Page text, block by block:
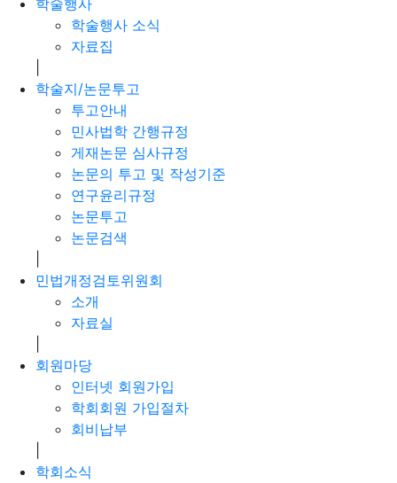
학술행사
학술행사 소식
자료집
학술지/논문투고
투고안내
민사법학 간행규정
게재논문 심사규정
논문의 투고 및 작성기준
연구윤리규정
논문투고
논문검색
민법개정검토위원회
소개
자료실
회원마당
인터넷 회원가입
학회회원 가입절차
회비납부
학회소식